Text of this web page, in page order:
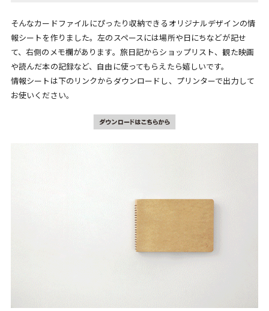
そんなカードファイルにぴったり収納できるオリジナルデザインの情
報シートを作りました。左のスペースには場所や日にちなどが記せ
て、右側のメモ欄があります。旅日記からショップリスト、観た映画
や読んだ本の記録など、自由に使ってもらえたら嬉しいです。
情報シートは下のリンクからダウンロードし、プリンターで出力して
お使いください。